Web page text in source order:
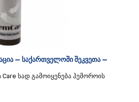
— საქართველოში შეკვეთა —
სად გამოიყენება ჰემოროის